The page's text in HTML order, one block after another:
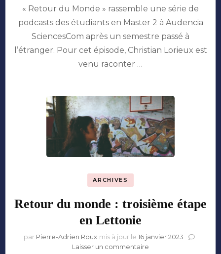
du
monde
quatrième
halte
« Retour du Monde » rassemble une série de
podcasts des étudiants en Master 2 à Audencia
SciencesCom après un semestre passé à
l’étranger. Pour cet épisode, Christian Lorieux est
venu raconter …
ARCHIVES
Retour du monde : troisième étape
en Lettonie
par Pierre-Adrien Roux mis à jour le 16 janvier 2023
Laisser un commentaire